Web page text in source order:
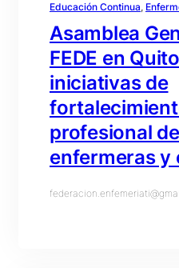
Educación Continua,
Asamblea
FEDE en
iniciativas de
profesional
enfermeras y